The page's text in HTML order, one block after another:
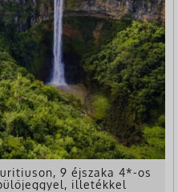
9 éjszaka 4*-os
illetékkel